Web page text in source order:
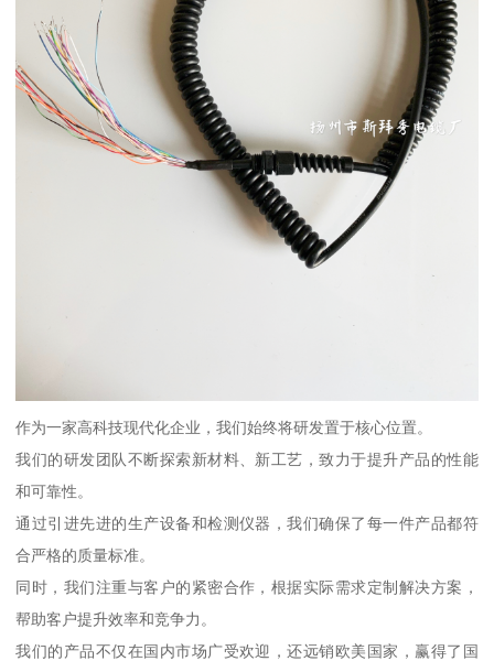
作为一家高科技现代化企业，我们始终将研发置于核心位置。
我们的研发团队不断探索新材料、新工艺，致力于提升产品的性能
和可靠性。
通过引进先进的生产设备和检测仪器，我们确保了每一件产品都符
合严格的质量标准。
同时，我们注重与客户的紧密合作，根据实际需求定制解决方案，
帮助客户提升效率和竞争力。
我们的产品不仅在国内市场广受欢迎，还远销欧美国家，赢得了国